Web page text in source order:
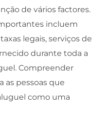
de vários factores.
incluem
legais, serviços de
durante toda a
Compreender
as pessoas que
como uma